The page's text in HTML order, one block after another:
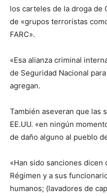
los carteles de la droga de
de «grupos terroristas
FARC».
«Esa alianza criminal
de Seguridad Nacional
agregan.
También aseveran que las
EE.UU. «en ningún
de daño alguno al pueblo
«Han sido sanciones
Régimen y a sus
humanos; (lavadores de